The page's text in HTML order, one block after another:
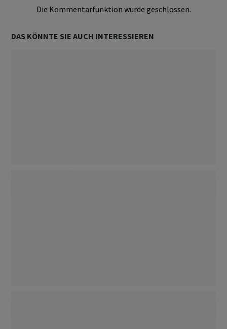
Die Kommentarfunktion wurde geschlossen.
DAS KÖNNTE SIE AUCH INTERESSIEREN